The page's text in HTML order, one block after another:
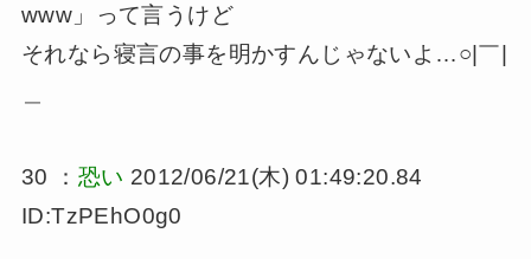
www」って言うけど
それなら寝言の事を明かすんじゃないよ…○|￣|
30 ： 恐い 2012/06/21(木) 01:49:20.84
ID:TzPEhO0g0